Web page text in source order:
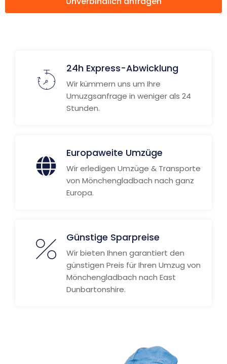
24h Express-Abwicklung
Wir kümmern uns um Ihre
Umuzgsanfrage in weniger als 24
Stunden.
Europaweite Umzüge
Wir erledigen Umzüge & Transporte
von Mönchengladbach nach ganz
Europa.
Günstige Sparpreise
Wir bieten Ihnen garantiert den
günstigen Preis für Ihren Umzug von
Mönchengladbach nach East
Dunbartonshire.